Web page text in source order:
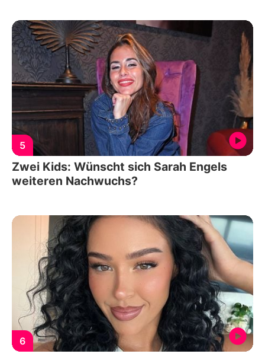
5
Zwei Kids: Wünscht sich Sarah Engels
weiteren Nachwuchs?
6